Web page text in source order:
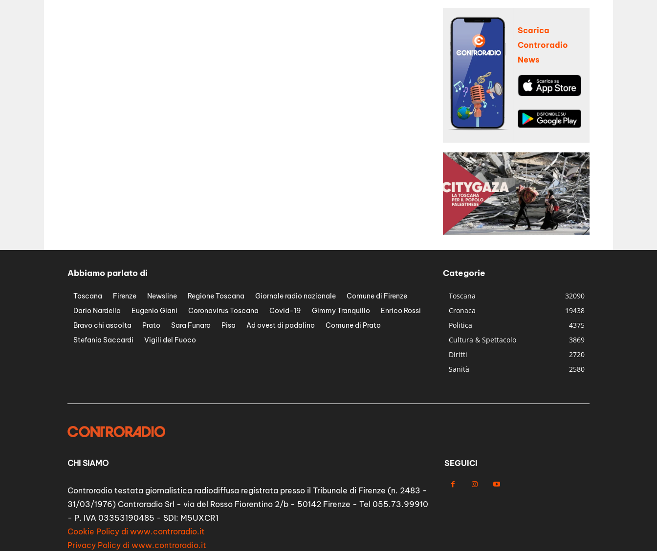
Scarica
Controradio
News
Abbiamo parlato di
Toscana Firenze Newsline Regione Toscana Giornale radio nazionale
Comune di Firenze
Dario Nardella
Eugenio Giani Coronavirus Toscana Covid-19 Gimmy Tranquillo
Enrico Rossi
Bravo chi ascolta
Prato Sara Funaro Pisa Ad ovest di padalino
Comune di Prato
Stefania Saccardi
Vigili del Fuoco
Categorie
Toscana
32090
Cronaca
19438
Politica
4375
Cultura & Spettacolo
3869
Diritti
2720
Sanità
2580
CHI SIAMO
Controradio testata giornalistica radiodiffusa registrata presso il Tribunale di Firenze (n. 2483 -
31/03/1976) Controradio Srl - via del Rosso Fiorentino 2/b - 50142 Firenze - Tel 055.73.99910
- P. IVA 03353190485 - SDI: M5UXCR1
Cookie Policy di www.controradio.it
Privacy Policy di www.controradio.it
SEGUICI